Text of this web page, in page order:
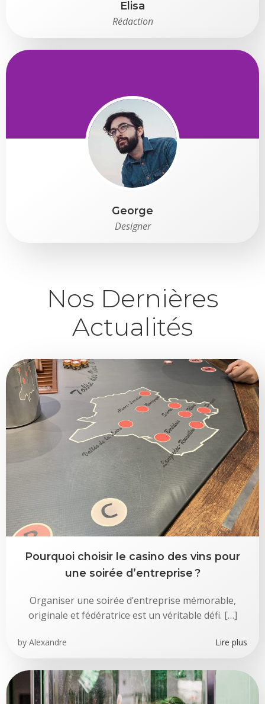
Elisa
Rédaction
George
Designer
Nos Dernières
Actualités
Pourquoi choisir le casino des vins pour
une soirée d’entreprise ?
Organiser une soirée d’entreprise mémorable,
originale et fédératrice est un véritable défi. […]
by Alexandre Lire plus